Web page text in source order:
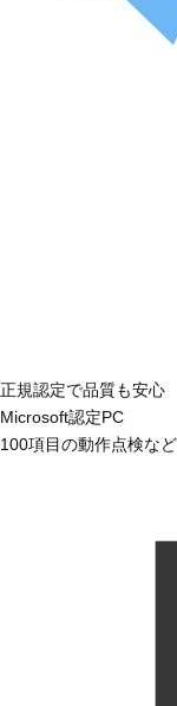
正規認定で品質も安心
Microsoft認定PC
100項目の動作点検な